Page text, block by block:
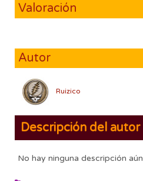
Valoración
Autor
Ruizico
Descripción del autor
No hay ninguna descripción aún